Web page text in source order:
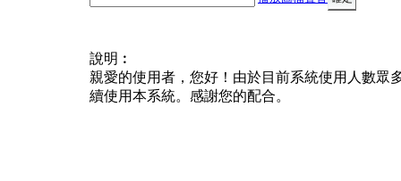
說明︰
親愛的使用者，您好！由於目前系統使用人數眾
續使用本系統。感謝您的配合。